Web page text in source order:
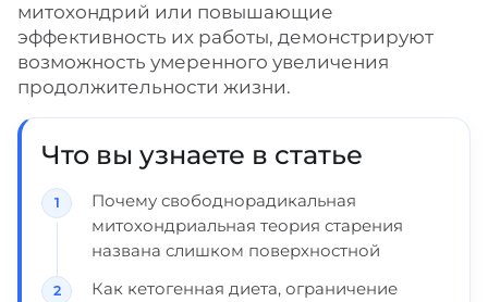
митохондрий или повышающие
эффективность их работы, демонстрируют
возможность умеренного увеличения
продолжительности жизни.
Что вы узнаете в статье
Почему свободнорадикальная
митохондриальная теория старения
названа слишком поверхностной
Как кетогенная диета, ограничение